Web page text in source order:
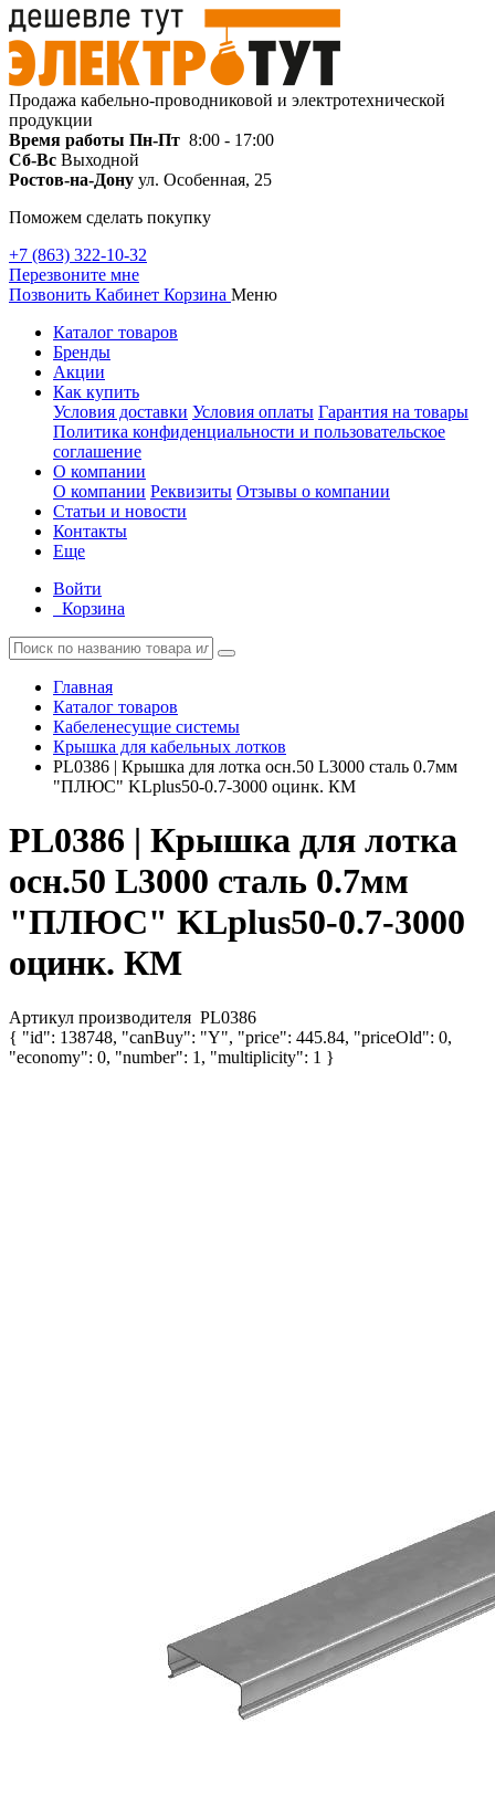
Продажа кабельно-проводниковой и электротехнической
продукции
Время работы Пн-Пт 8:00 - 17:00
Сб-Вс Выходной
Ростов-на-Дону ул. Особенная, 25
Поможем сделать покупку
+7 (863) 322-10-32
Перезвоните мне
Позвонить Кабинет Корзина Меню
Каталог товаров
Бренды
Акции
Как купить
Условия доставки Условия оплаты Гарантия на товары
Политика конфиденциальности и пользовательское
соглашение
О компании
О компании Реквизиты Отзывы о компании
Статьи и новости
Контакты
Еще
Войти
Корзина
Главная
Каталог товаров
Кабеленесущие системы
Крышка для кабельных лотков
PL0386 | Крышка для лотка осн.50 L3000 сталь 0.7мм
"ПЛЮС" KLplus50-0.7-3000 оцинк. КМ
PL0386 | Крышка для лотка
осн.50 L3000 сталь 0.7мм
"ПЛЮС" KLplus50-0.7-3000
оцинк. КМ
Артикул производителя PL0386
{ "id": 138748, "canBuy": "Y", "price": 445.84, "priceOld": 0,
"economy": 0, "number": 1, "multiplicity": 1 }